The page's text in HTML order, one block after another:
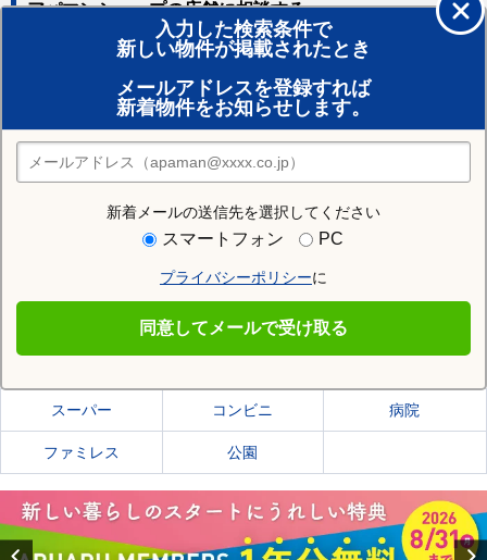
入力した検索条件で
新しい物件が掲載されたとき
メールアドレスを登録すれば
新着物件をお知らせします。
新着メールの送信先を選択してください
スマートフォン PC
プライバシーポリシーに
同意してメールで受け取る
アパマンショップの店舗に相談する
賃貸のプロがお部屋探し！
おまかせ物件リクエスト
住みたい街の店舗を探す
店舗検索
住む街研究所で各務原市の情報を見る
各務原市の施設一覧
スーパー コンビニ 病院
ファミレス 公園
Previous